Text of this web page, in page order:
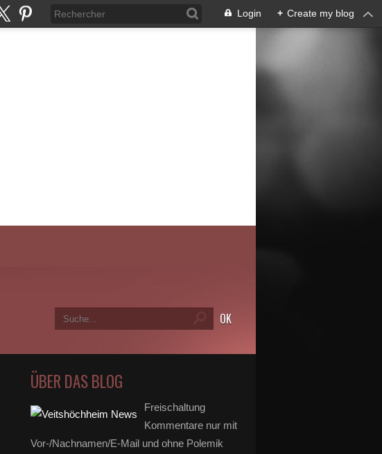
Login + Create my blog
ÜBER DAS BLOG
Freischaltung
Kommentare nur mit
Vor-/Nachnamen/E-Mail und ohne Polemik